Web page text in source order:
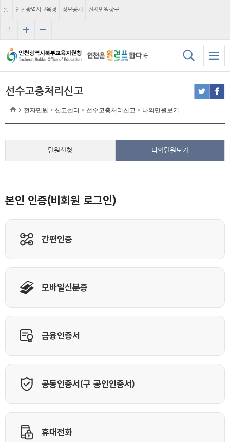
홈 인천광역시교육청 정보공개 전자민원창구
글
자
기
선수고충처리신고
전자민원 > 신고센터 > 선수고충처리신고 > 나의민원보기
민원신청 나의민원보기